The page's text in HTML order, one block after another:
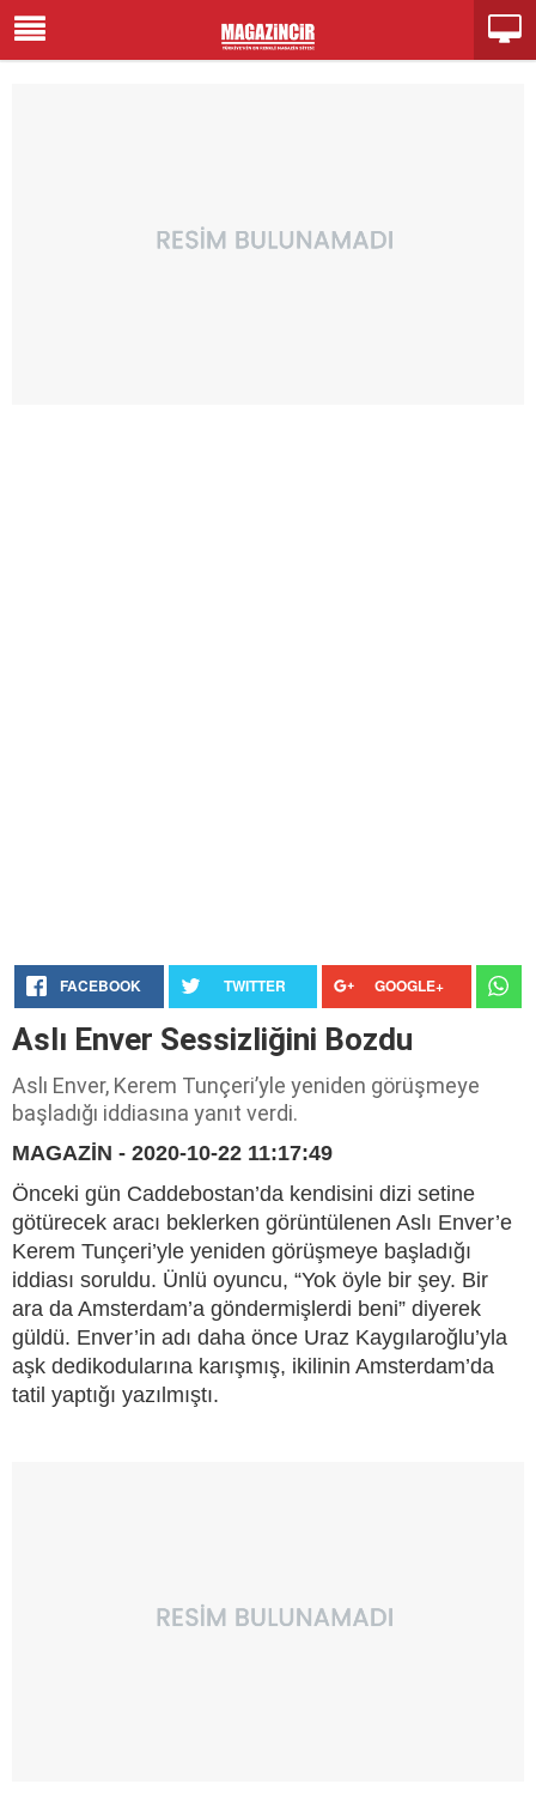
FACEBOOK TWITTER GOOGLE+
Aslı Enver Sessizliğini Bozdu
Aslı Enver, Kerem Tunçeri’yle yeniden görüşmeye
başladığı iddiasına yanıt verdi.
MAGAZİN - 2020-10-22 11:17:49
Önceki gün Caddebostan’da kendisini dizi setine
götürecek aracı beklerken görüntülenen Aslı Enver’e
Kerem Tunçeri’yle yeniden görüşmeye başladığı
iddiası soruldu. Ünlü oyuncu, “Yok öyle bir şey. Bir
ara da Amsterdam’a göndermişlerdi beni” diyerek
güldü. Enver’in adı daha önce Uraz Kaygılaroğlu’yla
aşk dedikodularına karışmış, ikilinin Amsterdam’da
tatil yaptığı yazılmıştı.